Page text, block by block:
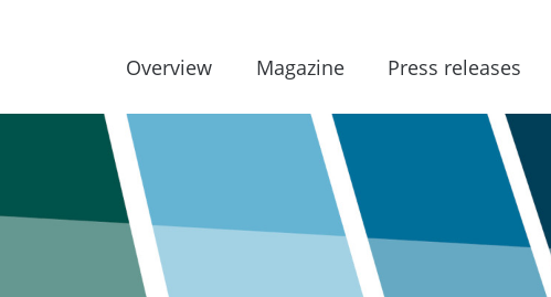
Overview Magazine Press releases